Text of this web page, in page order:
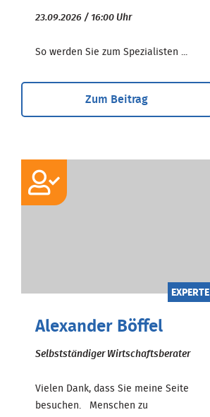
23.09.2026 / 16:00 Uhr
So werden Sie zum Spezialisten ...
Zum Beitrag
EXPERTE
Alexander Böffel
Selbstständiger Wirtschaftsberater
Vielen Dank, dass Sie meine Seite
besuchen. Menschen zu